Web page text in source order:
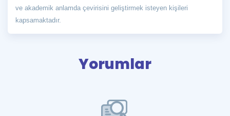
Kampanyalar
Blog
İngilizce Gramer
ve akademik anlamda çevirisini geliştirmek isteyen kişileri
kapsamaktadır.
Yorumlar